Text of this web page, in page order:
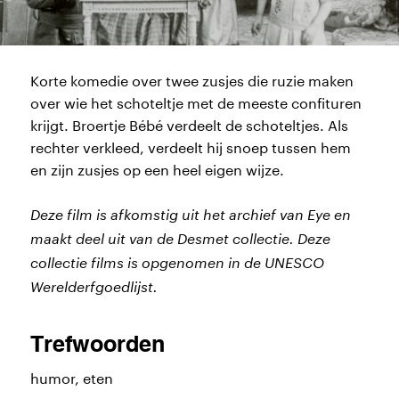
Korte komedie over twee zusjes die ruzie maken
over wie het schoteltje met de meeste confituren
krijgt. Broertje Bébé verdeelt de schoteltjes. Als
rechter verkleed, verdeelt hij snoep tussen hem
en zijn zusjes op een heel eigen wijze.
Deze film is afkomstig uit het archief van Eye en
maakt deel uit van de Desmet collectie. Deze
collectie films is opgenomen in de UNESCO
Werelderfgoedlijst.
Trefwoorden
humor, eten